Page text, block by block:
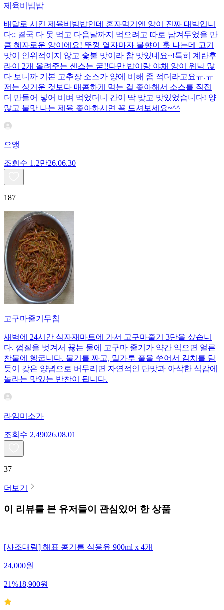
제육비빔밥
배달로 시킨 제육비빔밥인데 혼자먹기엔 양이 진짜 대박입니
다;; 결국 다 못 먹고 다음날까지 먹으려고 따로 남겨두었을 만
큼 혜자로운 양이에요! 뚜껑 열자마자 불향이 훅 나는데 고기
맛이 인위적이지 않고 숯불 맛이라 참 맛있네요~!특히 계란후
라이 2개 올려주는 센스는 굳!! ​다만 밥이랑 야채 양이 워낙 많
다 보니까 기본 고추장 소스가 양에 비해 좀 적더라고요ㅠ.ㅠ
저는 싱거운 것보다 매콤하게 먹는 걸 좋아해서 소스를 직접
더 만들어 넣어 비벼 먹었더니 간이 딱 맞고 맛있었습니다! 양
많고 불맛 나는 제육 좋아하시면 꼭 드셔보세요~^^
으앵
조회수 1.2만26.06.30
187
고구마줄기무침
새벽에 24시간 식자재마트에 가서 고구마줄기 3단을 샀습니
다. 껍질을 벗겨서 끓는 물에 고구마 줄기가 약간 익으면 얼른
찬물에 헹굽니다. 물기를 짜고, 밀가루 풀을 쑤어서 김치를 담
듯이 갖은 양념으로 버무리면 자연적인 단맛과 아삭한 식감에
놀라는 맛있는 반찬이 됩니다.
라임미소가
조회수 2,49026.08.01
37
더보기
이 리뷰를 본 유저들이 관심있어 한 상품
[사조대림] 해표 콩기름 식용유 900ml x 4개
24,000원
21%18,900원